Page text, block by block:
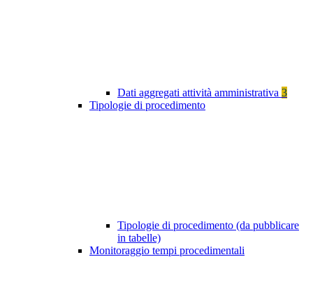
Dati aggregati attività amministrativa 3
Tipologie di procedimento
Tipologie di procedimento (da pubblicare
in tabelle)
Monitoraggio tempi procedimentali